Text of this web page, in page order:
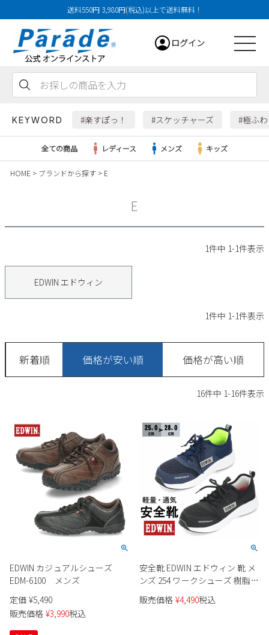
送料550円 3,980円(税込)以上で送料無料！
ログイン
KEYWORD #楽すぽっ！ #スケッチャーズ #極ふ
スニーカー
カジュアルシューズ
ワークシューズ
ブーツ
ウェア
SKECHERS
moz
new balance
すべての商品
レインシューズ
スニーカー
ローファー
カジュアルシューズ
ワークシューズ
ブーツ
Parade
SKECHERS
キッズ
サンダル
スクール
フォーマル
SKECHERS
new balance
メンズ新入荷
キッズ新入荷
SALE
レディースSALE
メンズSALE
キッズSALE
すべての商品
リュック
ボディバッグ
ハンドバッグ
ビジネスバッグ
トートバッグ
ショルダーバッグ
雑貨
すべての商品
ケア用品
詳細検索
店舗一覧
ご利用ガイド
全ての商品 レディース メンズ キッズ
HOME ブランドから探す E
E
1件中 1-1件表示
EDWIN エドウィン
1件中 1-1件表示
新着順 価格が安い順 価格が高い順
16件中 1-16件表示
EDWIN カジュアルシューズ
EDM-6100 メンズ
定価 ¥5,490
販売価格 ¥3,990税込
安全靴 EDWIN エドウィン 靴 メ
ンズ 254 ワークシューズ 樹脂先
芯 軽量 スニーカー カジュアル
紐靴 ブラック ネイビー
販売価格 ¥4,490税込